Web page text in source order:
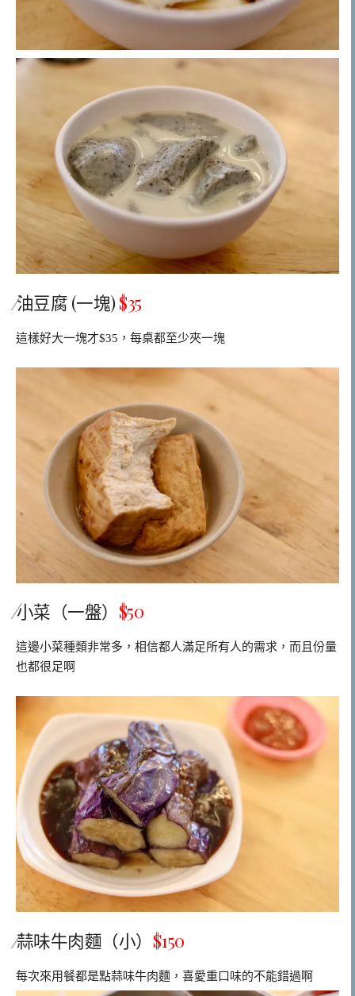
⁄油豆腐 (一塊) $35
這樣好大一塊才$35，每桌都至少夾一塊
⁄小菜（一盤） $50
這邊小菜種類非常多，相信都人滿足所有人的需求，而且份量
也都很足啊
⁄蒜味牛肉麵（小） $150
每次來用餐都是點蒜味牛肉麵，喜愛重口味的不能錯過啊